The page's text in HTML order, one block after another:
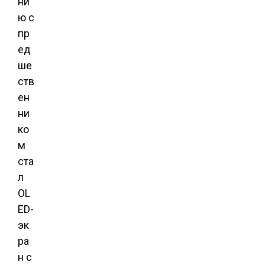
ю с
пр
ед
ше
ств
ен
ни
ко
м
ста
л
OL
ED-
эк
ра
н с